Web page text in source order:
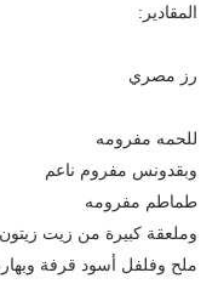
المقادير:
رز مصري
للحمه مفرومه
وبقدونس مفروم ناعم
طماطم مفرومه
وملعقة كبيرة من زيت زيتون
ملح وفلفل أسود قرفة